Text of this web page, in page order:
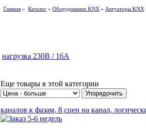
Главная » Каталог » Оборудование KNX » Актуаторы KNX
нагрузка 230В / 16А
Еще товары в этой категории
каналов к фазам, 8 сцен на канал,